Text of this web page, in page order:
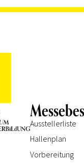
Ausstellerliste
Hallenplan
Vorbereitung